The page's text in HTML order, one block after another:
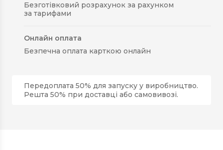
Безготівковий розрахунок за рахунком
за тарифами
Онлайн оплата
Безпечна оплата карткою онлайн
Передоплата 50% для запуску у виробництво.
Решта 50% при доставці або самовивозі.